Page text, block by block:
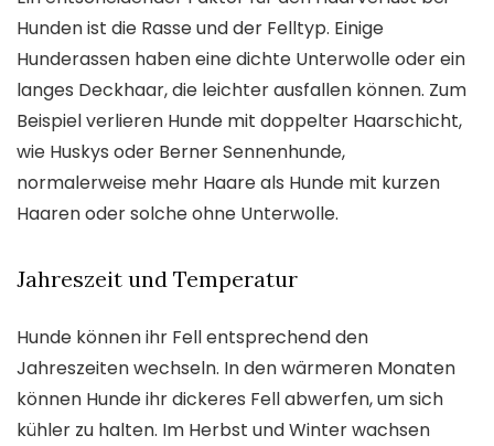
Hunden ist die Rasse und der Felltyp. Einige
Hunderassen haben eine dichte Unterwolle oder ein
langes Deckhaar, die leichter ausfallen können. Zum
Beispiel verlieren Hunde mit doppelter Haarschicht,
wie Huskys oder Berner Sennenhunde,
normalerweise mehr Haare als Hunde mit kurzen
Haaren oder solche ohne Unterwolle.
Jahreszeit und Temperatur
Hunde können ihr Fell entsprechend den
Jahreszeiten wechseln. In den wärmeren Monaten
können Hunde ihr dickeres Fell abwerfen, um sich
kühler zu halten. Im Herbst und Winter wachsen